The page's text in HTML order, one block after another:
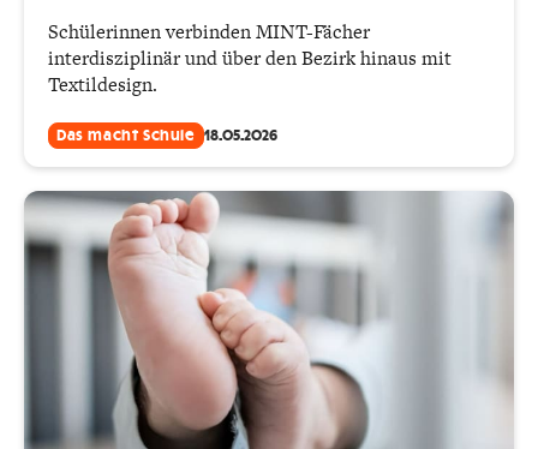
Schülerinnen verbinden MINT-Fächer
interdisziplinär und über den Bezirk hinaus mit
Textildesign.
Das macht Schule 18.05.2026